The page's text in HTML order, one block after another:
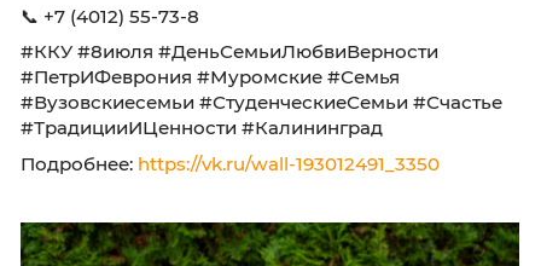
вашим близким! 💖
🧡 Мы в соцсетях:
📲 ВКонтакте:vk.com/kku39ru|vk.com/
📲 MAX:kku39.ru/max_stud
📞 +7 (4012) 55-73-8